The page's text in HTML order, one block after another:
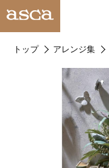
トップ アレンジ集